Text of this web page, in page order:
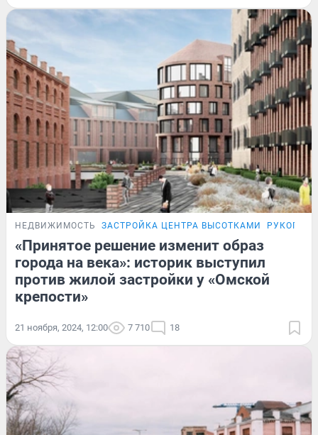
НЕДВИЖИМОСТЬ ЗАСТРОЙКА ЦЕНТРА ВЫСОТКАМИ
«Принятое решение изменит образ
города на века»: историк выступил
против жилой застройки у «Омской
крепости»
21 ноября, 2024, 12:00 7 710 18